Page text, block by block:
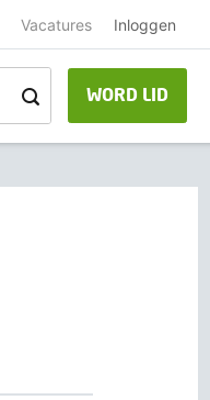
Vacatures Inloggen
WORD LID